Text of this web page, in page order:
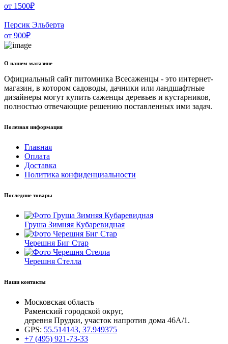
от 1500₽
Персик Эльберта
от 900₽
О нашем магазине
Официальный сайт питомника Всесаженцы - это интернет-
магазин, в котором садоводы, дачники или ландшафтные
дизайнеры могут купить саженцы деревьев и кустарников,
полностью отвечающие решению поставленных ими задач.
Полезная информация
Главная
Оплата
Доставка
Политика конфиденциальности
Последние товары
Груша Зимняя Кубаревидная
Черешня Биг Стар
Черешня Стелла
Наши контакты
Московская область
Раменский городской округ,
деревня Прудки, участок напротив дома 46А/1.
GPS: 55.514143, 37.949375
+7 (495) 921-73-33